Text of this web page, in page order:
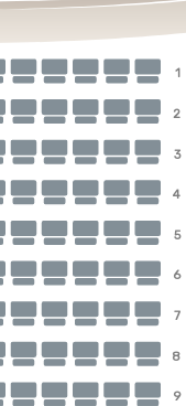
1
2
3
4
5
6
7
8
9